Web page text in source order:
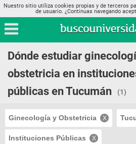
Nuestro sitio utiliza cookies propias y de terceros
de usuario. ¿Continuas navegando
Dónde estudiar
obstetricia en
públicas en Tucumán
(1)
Ginecología y Obstetricia
Instituciones Públicas